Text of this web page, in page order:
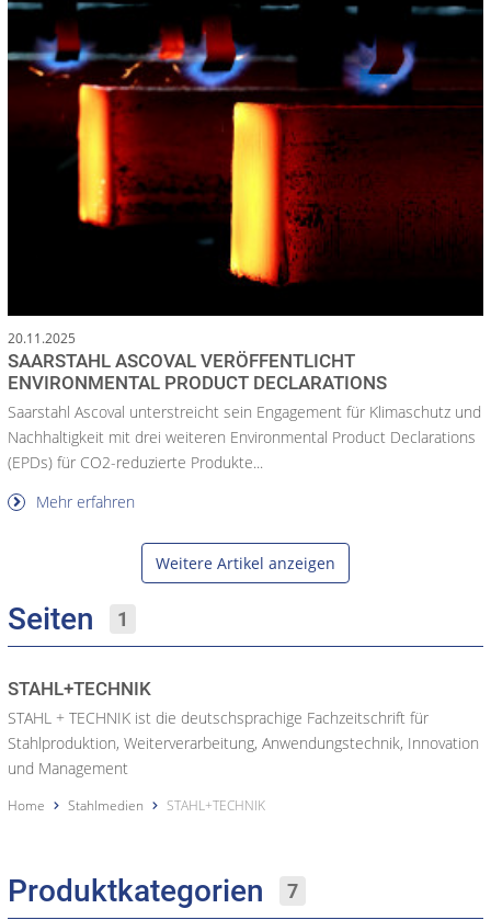
20.11.2025
SAARSTAHL ASCOVAL VERÖFFENTLICHT
ENVIRONMENTAL PRODUCT DECLARATIONS
Saarstahl Ascoval unterstreicht sein Engagement für Klimaschutz und
Nachhaltigkeit mit drei weiteren Environmental Product Declarations
(EPDs) für CO2-reduzierte Produkte...
Mehr erfahren
Weitere Artikel anzeigen
Seiten 1
STAHL+TECHNIK
STAHL + TECHNIK ist die deutschsprachige Fachzeitschrift für
Stahlproduktion, Weiterverarbeitung, Anwendungstechnik, Innovation
und Management
Home Stahlmedien STAHL+TECHNIK
Produktkategorien 7